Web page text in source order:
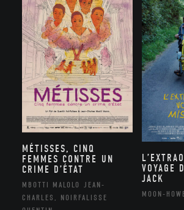
MÉTISSES, CINQ
FEMMES CONTRE UN
CRIME D’ÉTAT
MBOTTI MALOLO JEAN-
CHARLES, NOIRFALISSE
VOYAGE
JACK
MOON-